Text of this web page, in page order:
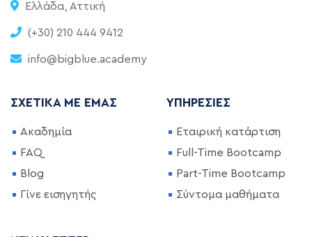
Ελλάδα, Αττική
(+30) 210 444 9412
info@bigblue.academy
ΣΧΕΤΙΚΆ ΜΕ ΕΜΆΣ
Ακαδημία
FAQ
Blog
Γίνε εισηγητής
ΥΠΗΡΕΣΊΕΣ
Εταιρική κατάρτιση
Full-Time Bootcamp
Part-Time Bootcamp
Σύντομα μαθήματα